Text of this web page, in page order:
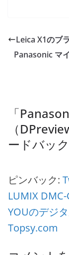
Leica X1のブ
Panasonic マ
「
（
ードバック
ピンバック:
LUMIX
YOUのデジ
Topsy.com